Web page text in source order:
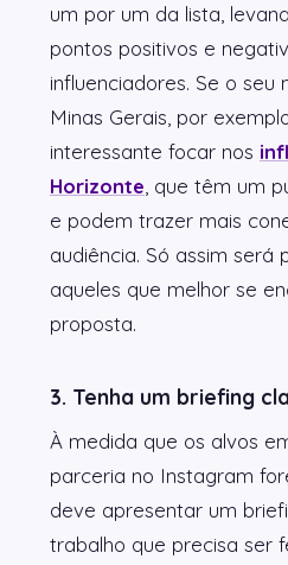
um por um da lista,
pontos positivos e
influenciadores. Se o seu
Minas Gerais, por
interessante focar nos
Horizonte , que têm um
e podem trazer mais
audiência. Só assim será
aqueles que melhor se
proposta.
3. Tenha um briefing
À medida que os alvos
parceria no Instagram
deve apresentar um
trabalho que precisa ser